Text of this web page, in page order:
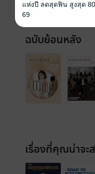
ราคาปก
ฉบับย้อนหลัง
เรื่องที่คุณน่าจะ
แห่งปี ลดสุดฟิน สูงสุด
69